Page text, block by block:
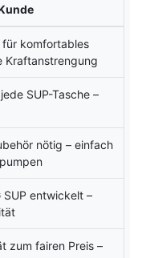
für komfortables
Kraftanstrengung
SUP-Tasche –
nötig – einfach
SUP entwickelt –
zum fairen Preis –